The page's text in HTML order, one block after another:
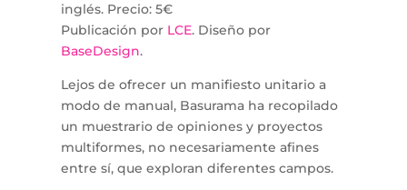
inglés. Precio: 5€
Publicación por LCE. Diseño por
BaseDesign.
Lejos de ofrecer un manifiesto unitario a
modo de manual, Basurama ha recopilado
un muestrario de opiniones y proyectos
multiformes, no necesariamente afines
entre sí, que exploran diferentes campos.